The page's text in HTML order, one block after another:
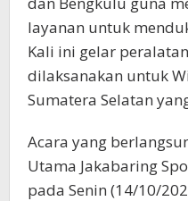
layanan untuk
Kali ini gelar
dilaksanakan untuk
Sumatera Selatan
Acara yang
Utama Jakabaring
pada Senin (14/10/